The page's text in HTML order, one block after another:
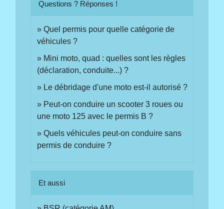
Questions ? Réponses !
Quel permis pour quelle catégorie de
véhicules ?
Mini moto, quad : quelles sont les règles
(déclaration, conduite...) ?
Le débridage d'une moto est-il autorisé ?
Peut-on conduire un scooter 3 roues ou
une moto 125 avec le permis B ?
Quels véhicules peut-on conduire sans
permis de conduire ?
Et aussi